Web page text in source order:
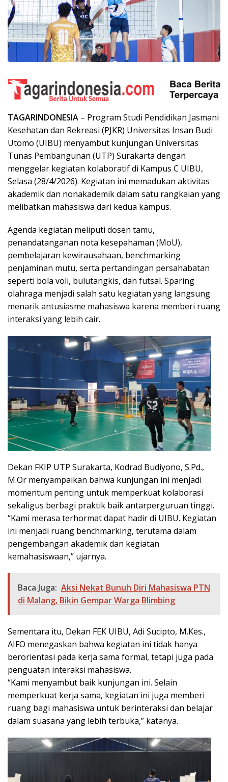
TAGARINDONESIA – Program Studi Pendidikan Jasmani
Kesehatan dan Rekreasi (PJKR) Universitas Insan Budi
Utomo (UIBU) menyambut kunjungan Universitas
Tunas Pembangunan (UTP) Surakarta dengan
menggelar kegiatan kolaboratif di Kampus C UIBU,
Selasa (28/4/2026). Kegiatan ini memadukan aktivitas
akademik dan nonakademik dalam satu rangkaian yang
melibatkan mahasiswa dari kedua kampus.
Agenda kegiatan meliputi dosen tamu,
penandatanganan nota kesepahaman (MoU),
pembelajaran kewirausahaan, benchmarking
penjaminan mutu, serta pertandingan persahabatan
seperti bola voli, bulutangkis, dan futsal. Sparing
olahraga menjadi salah satu kegiatan yang langsung
menarik antusiasme mahasiswa karena memberi ruang
interaksi yang lebih cair.
Dekan FKIP UTP Surakarta, Kodrad Budiyono, S.Pd.,
M.Or menyampaikan bahwa kunjungan ini menjadi
momentum penting untuk memperkuat kolaborasi
sekaligus berbagi praktik baik antarperguruan tinggi.
“Kami merasa terhormat dapat hadir di UIBU. Kegiatan
ini menjadi ruang benchmarking, terutama dalam
pengembangan akademik dan kegiatan
kemahasiswaan,” ujarnya.
Baca Juga: Aksi Nekat Bunuh Diri Mahasiswa PTN
di Malang, Bikin Gempar Warga Blimbing
Sementara itu, Dekan FEK UIBU, Adi Sucipto, M.Kes.,
AIFO menegaskan bahwa kegiatan ini tidak hanya
berorientasi pada kerja sama formal, tetapi juga pada
penguatan interaksi mahasiswa.
“Kami menyambut baik kunjungan ini. Selain
memperkuat kerja sama, kegiatan ini juga memberi
ruang bagi mahasiswa untuk berinteraksi dan belajar
dalam suasana yang lebih terbuka,” katanya.